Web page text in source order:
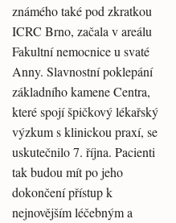
známého také pod zkratkou
ICRC Brno, začala v areálu
Fakultní nemocnice u svaté
Anny. Slavnostní poklepání
základního kamene Centra,
které spojí špičkový lékařský
výzkum s klinickou praxí, se
uskutečnilo 7. října. Pacienti
tak budou mít po jeho
dokončení přístup k
nejnovějším léčebným a